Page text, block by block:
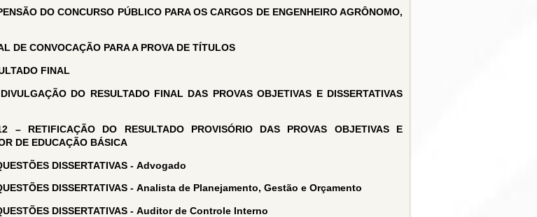
DO CONCURSO PÚBLICO PARA OS CARGOS DE ENGENHEIRO AGRÔNOMO,
DE CONVOCAÇÃO PARA A PROVA DE TÍTULOS
FINAL
DO RESULTADO FINAL DAS PROVAS OBJETIVAS E DISSERTATIVAS
– RETIFICAÇÃO DO RESULTADO PROVISÓRIO DAS PROVAS OBJETIVAS E
DE EDUCAÇÃO BÁSICA
DISSERTATIVAS - Advogado
DISSERTATIVAS - Analista de Planejamento, Gestão e Orçamento
DISSERTATIVAS - Auditor de Controle Interno